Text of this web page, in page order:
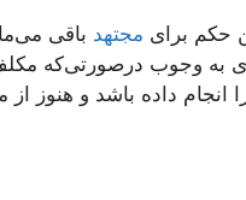
حکم برای مجتهد باقی
به وجوب درصورتی‌که
داده باشد و هنوز